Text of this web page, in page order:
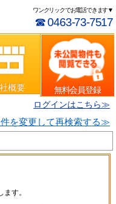
ワンクリックでお電話できます▼
☎ 0463-73-7517
概要
無料会員登録
ログインはこちら≫
を変更して再検索する≫
す。